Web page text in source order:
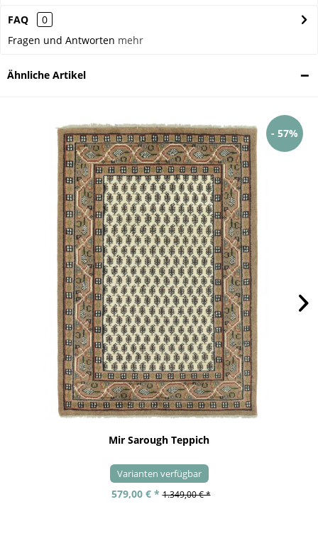
FAQ
0
Fragen und Antworten mehr
Ähnliche Artikel
- 57%
Mir Sarough Teppich
Varianten verfügbar
579,00 € * 1.349,00 € *